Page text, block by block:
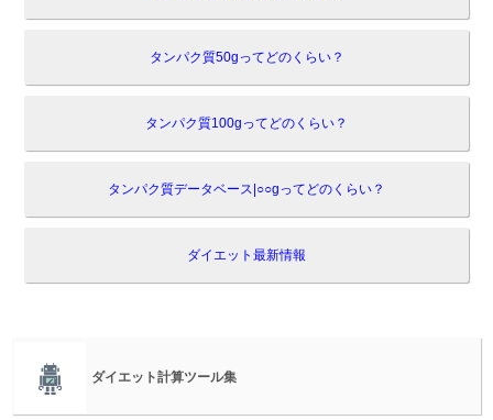
タンパク質50gってどのくらい？
タンパク質100gってどのくらい？
タンパク質データベース|○○gってどのくらい？
ダイエット最新情報
ダイエット計算ツール集